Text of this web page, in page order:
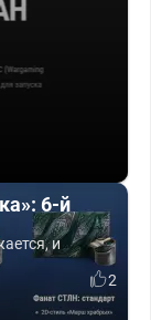
6-й
и
2